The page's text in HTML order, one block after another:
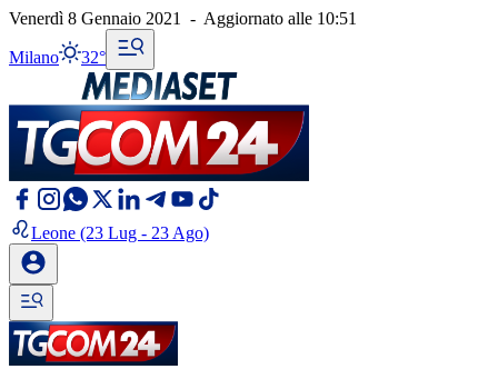
Venerdì 8 Gennaio 2021 - Aggiornato alle 10:51
Milano 32°
Leone (23 Lug - 23 Ago)